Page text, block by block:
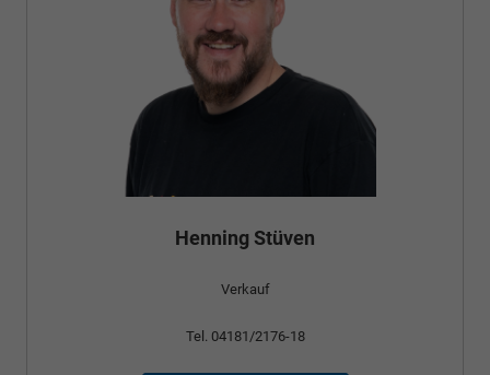
Henning Stüven
Verkauf
Tel. 04181/2176-18